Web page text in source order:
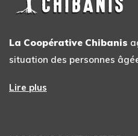
La Coopérative Chibanis
situation des personnes
Lire plus